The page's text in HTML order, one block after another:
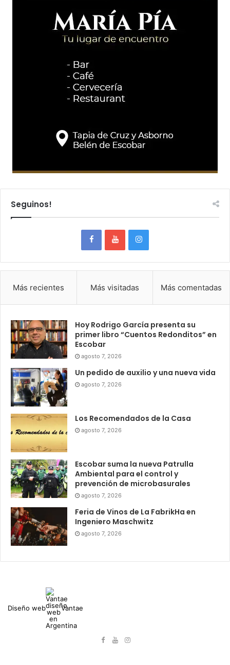
Seguinos!
Más recientes Más visitadas Más comentadas
Hoy Rodrigo García presenta su
primer libro “Cuentos Redonditos” en
Escobar
agosto 7, 2026
Un pedido de auxilio y una nueva vida
agosto 7, 2026
Los Recomendados de la Casa
agosto 7, 2026
Escobar suma la nueva Patrulla
Ambiental para el control y
prevención de microbasurales
agosto 7, 2026
Feria de Vinos de La FabrikHa en
Ingeniero Maschwitz
agosto 7, 2026
Diseño web Vantae